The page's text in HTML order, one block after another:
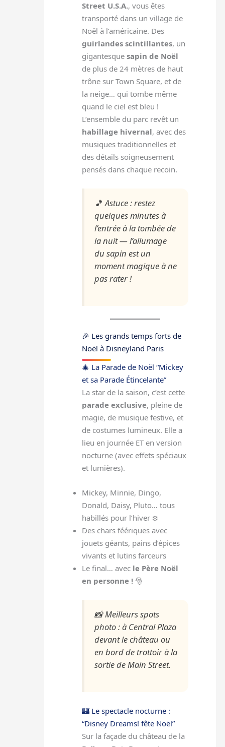
Street U.S.A., vous êtes
transporté dans un village de
Noël à l’américaine. Des
guirlandes scintillantes, un
gigantesquesapin de Noël
de plus de 24 mètres de haut
trône sur Town Square, et de
la neige… qui tombe même
quand le ciel est bleu !
L’ensemble du parc revêt un
habillage hivernal, avec des
musiques traditionnelles et
des détails soigneusement
pensés dans chaque recoin.
🎵Astuce : restez
quelques minutes à
l’entrée à la tombée de
la nuit — l’allumage
du sapin est un
moment magique à ne
pas rater !
🎉 Les grands temps forts de
Noël à Disneyland Paris
🎄 La Parade de Noël “Mickey
et sa Parade Étincelante”
La star de la saison, c’est cette
parade exclusive, pleine de
magie, de musique festive, et
de costumes lumineux. Elle a
lieu en journée ET en version
nocturne (avec effets spéciaux
et lumières).
Mickey, Minnie, Dingo,
Donald, Daisy, Pluto… tous
habillés pour l’hiver ❄️
Des chars féériques avec
jouets géants, pains d’épices
vivants et lutins farceurs
Le final… avec le Père Noël
en personne ! 🎅
📸Meilleurs spots
photo : à Central Plaza
devant le château ou
en bord de trottoir à la
sortie de Main Street.
🏰 Le spectacle nocturne :
“Disney Dreams! fête Noël”
Sur la façade du château de la